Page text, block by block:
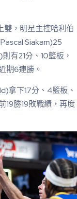
雙，明星主控哈利伯
Siakam)25
有21分、10籃板，
期6連勝。
拿下17分、4籃板、
19勝19敗戰績，再度